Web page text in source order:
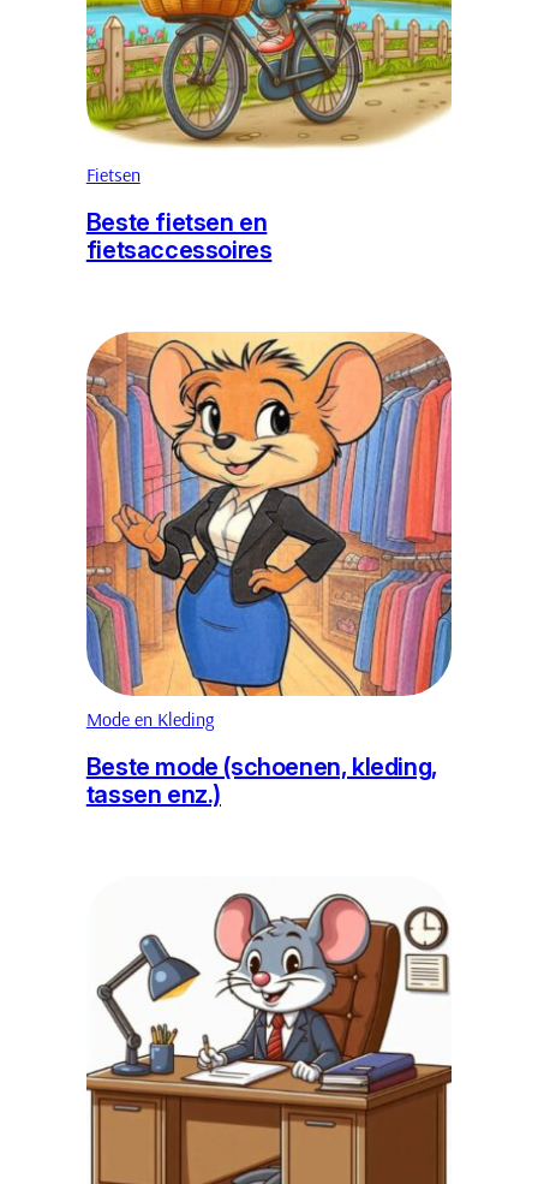
Fietsen
Beste fietsen en
fietsaccessoires
Mode en Kleding
Beste mode (schoenen, kleding,
tassen enz.)